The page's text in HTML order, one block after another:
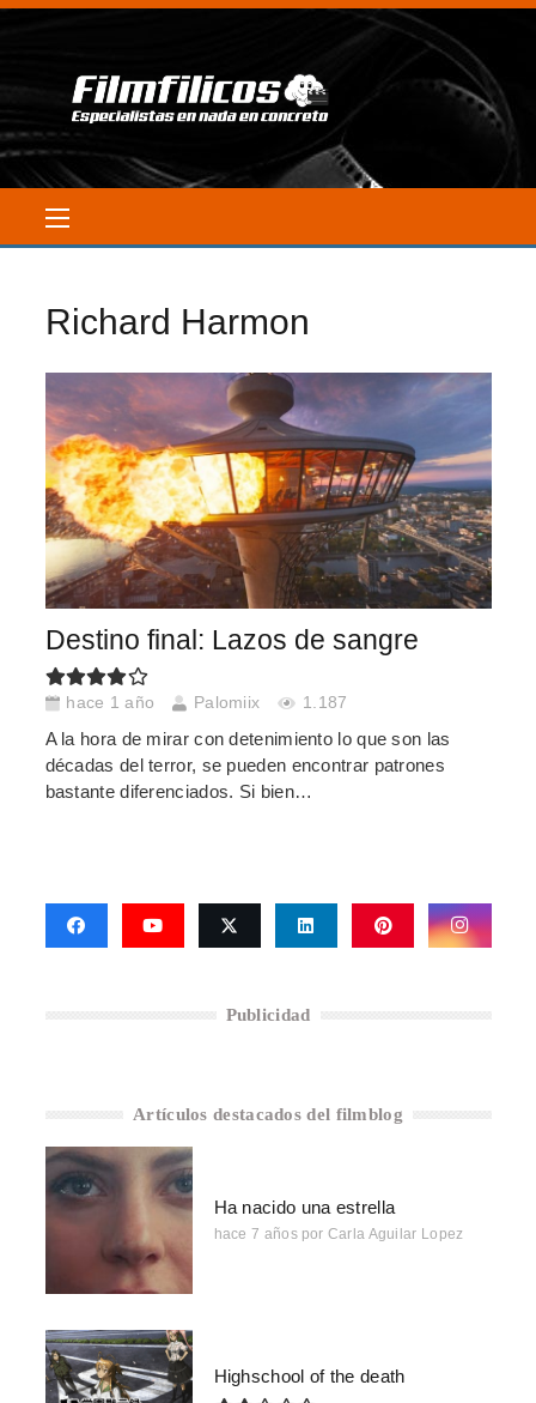
Richard Harmon
Destino final: Lazos de sangre
hace 1 año Palomiix 1.187
A la hora de mirar con detenimiento lo que son las
décadas del terror, se pueden encontrar patrones
bastante diferenciados. Si bien…
Publicidad
Artículos destacados del filmblog
Ha nacido una estrella
hace 7 años por Carla Aguilar Lopez
Highschool of the death